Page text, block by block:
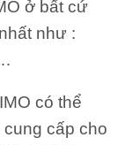
ở bất cứ
như :
có thể
cung cấp cho